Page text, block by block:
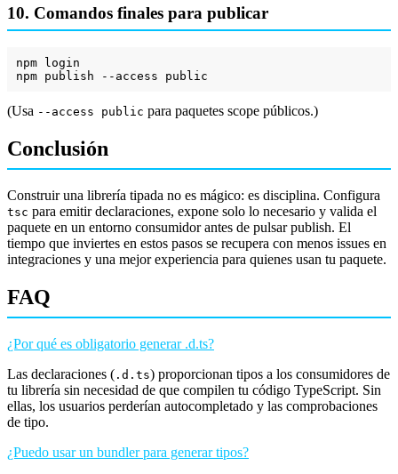
10. Comandos finales para publicar
npm login
npm publish --access public
(Usa --access public para paquetes scope públicos.)
Conclusión
Construir una librería tipada no es mágico: es disciplina. Configura
tsc para emitir declaraciones, expone solo lo necesario y valida el
paquete en un entorno consumidor antes de pulsar publish. El
tiempo que inviertes en estos pasos se recupera con menos issues en
integraciones y una mejor experiencia para quienes usan tu paquete.
FAQ
¿Por qué es obligatorio generar .d.ts?
Las declaraciones ( .d.ts) proporcionan tipos a los consumidores de
tu librería sin necesidad de que compilen tu código TypeScript. Sin
ellas, los usuarios perderían autocompletado y las comprobaciones
de tipo.
¿Puedo usar un bundler para generar tipos?